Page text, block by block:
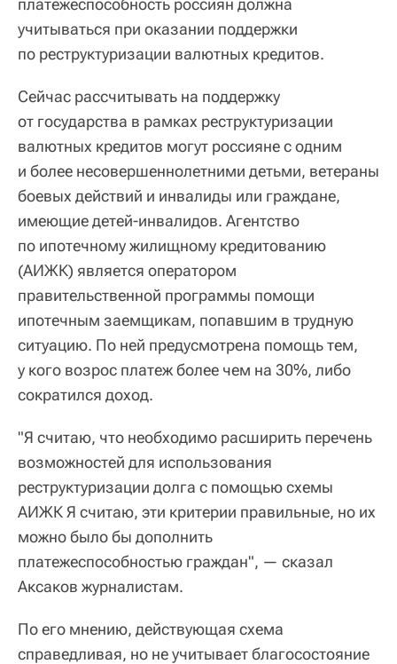
платежеспособность россиян должна
учитываться при оказании поддержки
по реструктуризации валютных кредитов.
Сейчас рассчитывать на поддержку
от государства в рамках реструктуризации
валютных кредитов могут россияне с одним
и более несовершеннолетними детьми, ветераны
боевых действий и инвалиды или граждане,
имеющие детей-инвалидов. Агентство
по ипотечному жилищному кредитованию
(АИЖК) является оператором
правительственной программы помощи
ипотечным заемщикам, попавшим в трудную
ситуацию. По ней предусмотрена помощь тем,
у кого возрос платеж более чем на 30%, либо
сократился доход.
"Я считаю, что необходимо расширить перечень
возможностей для использования
реструктуризации долга с помощью схемы
АИЖК Я считаю, эти критерии правильные, но их
можно было бы дополнить
платежеспособностью граждан", — сказал
Аксаков журналистам.
По его мнению, действующая схема
справедливая, но не учитывает благосостояние